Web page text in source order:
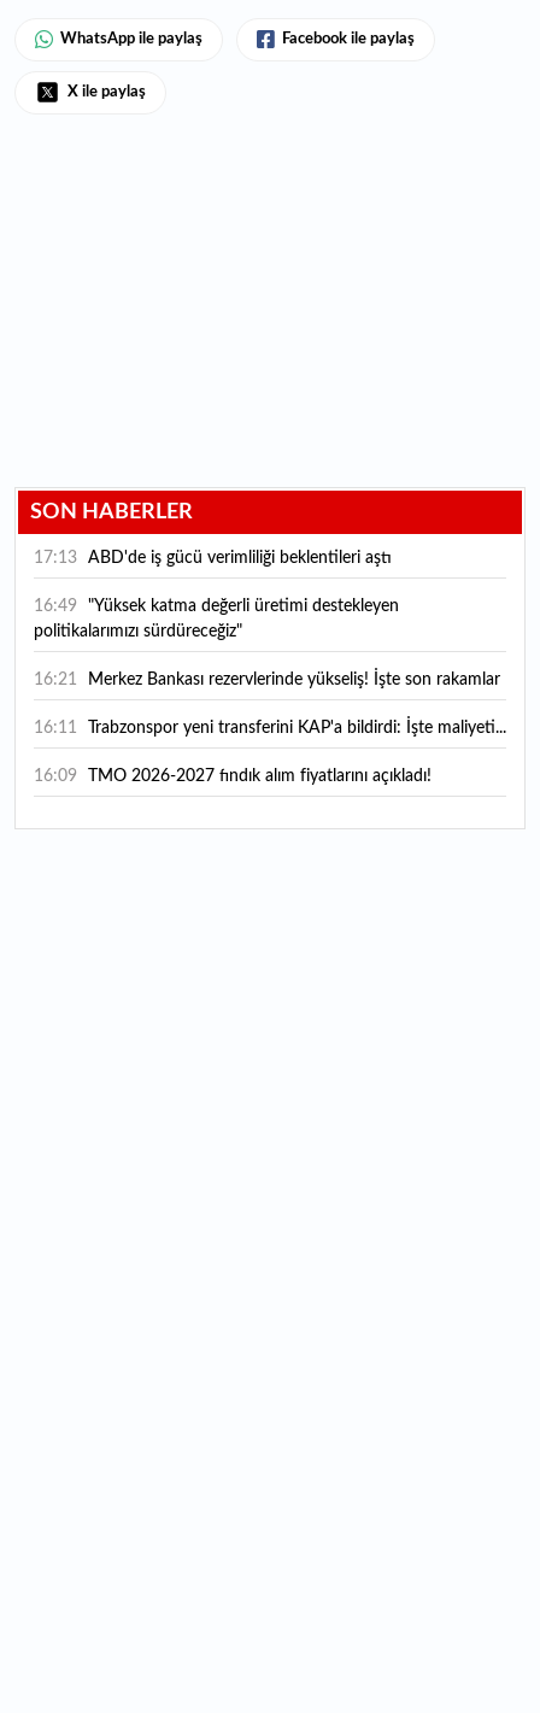
WhatsApp ile paylaş Facebook ile paylaş
X ile paylaş
SON HABERLER
17:13 ABD'de iş gücü verimliliği beklentileri aştı
16:49
politikalarımızı sürdüreceğiz"
16:21 Merkez Bankası rezervlerinde yükseliş! İşte son rakamlar
16:11 Trabzonspor yeni transferini KAP'a bildirdi: İşte maliyeti...
16:09 TMO 2026-2027 fındık alım fiyatlarını açıkladı!